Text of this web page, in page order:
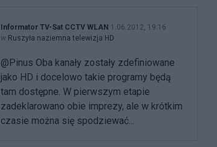
Informator TV-Sat CCTV WLAN 1.06.2012, 19:16
w Ruszyła naziemna telewizja HD
@Pinus Oba kanały zostały zdefiniowane
jako HD i docelowo takie programy będą
tam dostępne. W pierwszym etapie
zadeklarowano obie imprezy, ale w krótkim
czasie można się spodziewać...